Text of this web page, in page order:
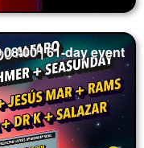
08:00 | 61-day event